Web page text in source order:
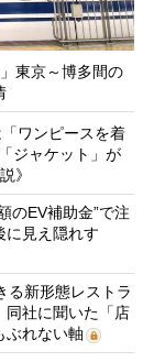
東京～博多間の
ワンピースを着
ジャケット」が
》
のEV補助金”で注
見え隠れす
る新形態レストラ
社に聞いた「店
ぶれない軸